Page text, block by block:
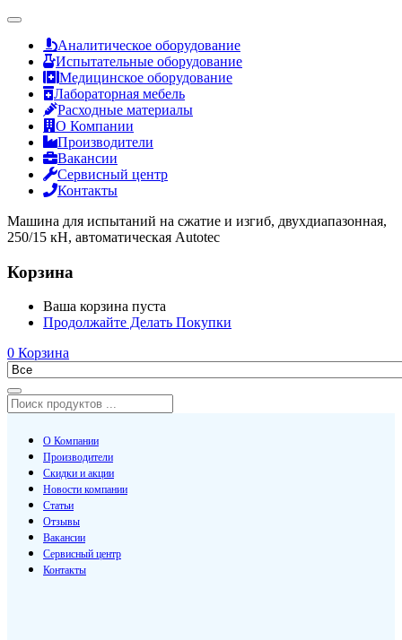
Аналитическое оборудование
Испытательные оборудование
Медицинское оборудование
Лабораторная мебель
Расходные материалы
О Компании
Производители
Вакансии
Сервисный центр
Контакты
Машина для испытаний на сжатие и изгиб, двухдиапазонная,
250/15 кН, автоматическая Autotec
Корзина
Ваша корзина пуста
Продолжайте Делать Покупки
0 Корзина
О Компании
Производители
Скидки и акции
Новости компании
Статьи
Отзывы
Вакансии
Сервисный центр
Контакты